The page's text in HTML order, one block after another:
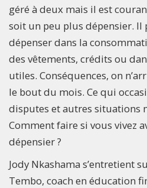
géré à deux mais il est
soit un peu plus dépensier. Il
dépenser dans la
des vêtements, crédits ou
utiles. Conséquences, on
le bout du mois. Ce qui
disputes et autres situations
Comment faire si vous vivez
dépensier ?
Jody Nkashama s’entretient
Tembo, coach en éducation